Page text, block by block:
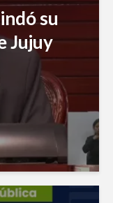
su
Jujuy